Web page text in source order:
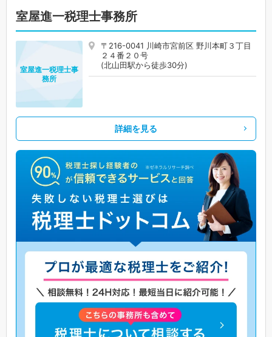
室屋進一税理士事務所
〒216-0041 川崎市宮前区 野川本町３丁目
２４番２０号
(北山田駅から徒歩30分)
室屋進一税理士事
務所
詳細を見る